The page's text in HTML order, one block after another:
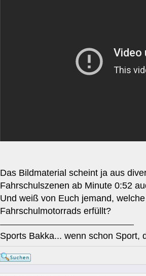
Das Bildmaterial scheint ja aus
Fahrschulszenen ab Minute 0:52
Und weiß von Euch jemand,
Fahrschulmotorrads erfüllt?
Sports Bakka... wenn schon Sport,